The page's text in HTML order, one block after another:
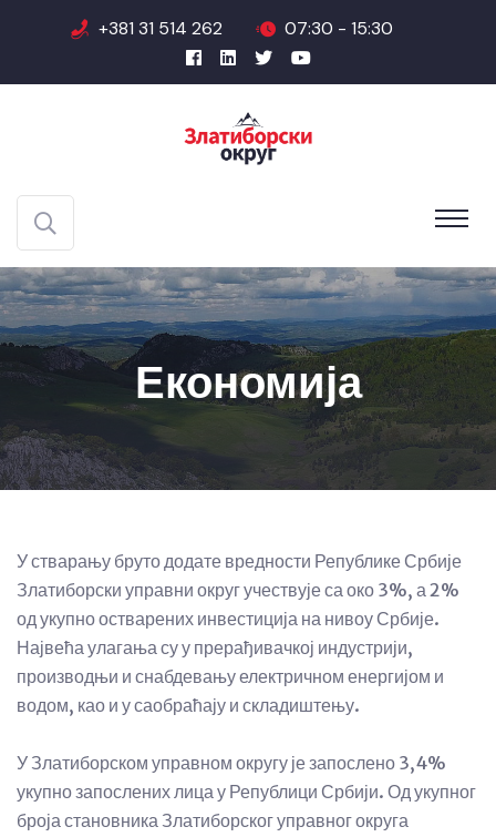
+381 31 514 262 07:30 - 15:30
Економија
У стварању бруто додате вредности Републике Србије
Златиборски управни округ учествује са око 3%, а 2%
од укупно остварених инвестиција на нивоу Србије.
Највећа улагања су у прерађивачкој индустрији,
производњи и снабдевању електричном енергијом и
водом, као и у саобраћају и складиштењу.
У Златиборском управном округу је запослено 3,4%
укупно запослених лица у Републици Србији. Од укупног
броја становника Златиборског управног округа